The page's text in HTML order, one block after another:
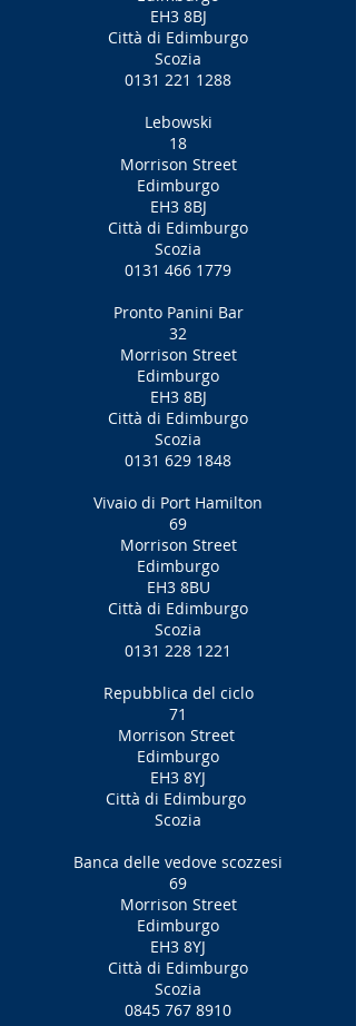
EH3 8BJ
Città di Edimburgo
Scozia
0131 221 1288
Lebowski
18
Morrison Street
Edimburgo
EH3 8BJ
Città di Edimburgo
Scozia
0131 466 1779
Pronto Panini Bar
32
Morrison Street
Edimburgo
EH3 8BJ
Città di Edimburgo
Scozia
0131 629 1848
Vivaio di Port Hamilton
69
Morrison Street
Edimburgo
EH3 8BU
Città di Edimburgo
Scozia
0131 228 1221
Repubblica del ciclo
71
Morrison Street
Edimburgo
EH3 8YJ
Città di Edimburgo
Scozia
Banca delle vedove scozzesi
69
Morrison Street
Edimburgo
EH3 8YJ
Città di Edimburgo
Scozia
0845 767 8910